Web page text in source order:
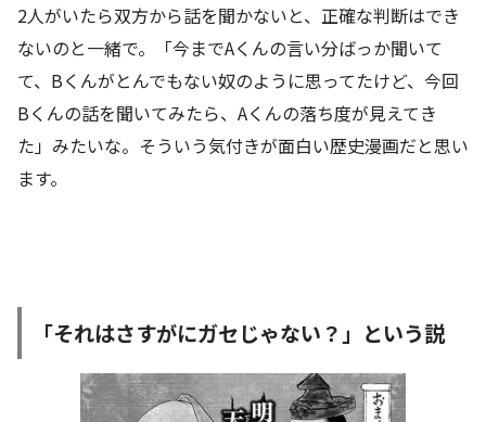
2人がいたら双方から話を聞かないと、正確な判断はでき
ないのと一緒で。「今までAくんの言い分ばっか聞いて
て、Bくんがとんでもない奴のように思ってたけど、今回
Bくんの話を聞いてみたら、Aくんの落ち度が見えてき
た」みたいな。そういう気付きが面白い歴史漫画だと思い
ます。
「それはさすがにガセじゃない？」という説